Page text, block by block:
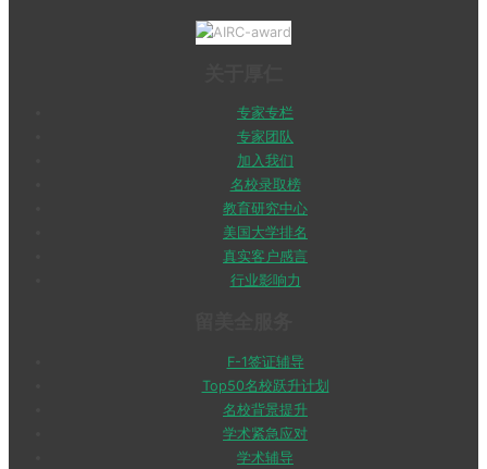
专家专栏
专家团队
加入我们
名校录取榜
教育研究中心
美国大学排名
真实客户感言
行业影响力
F-1签证辅导
Top50名校跃升计划
名校背景提升
学术紧急应对
学术辅导